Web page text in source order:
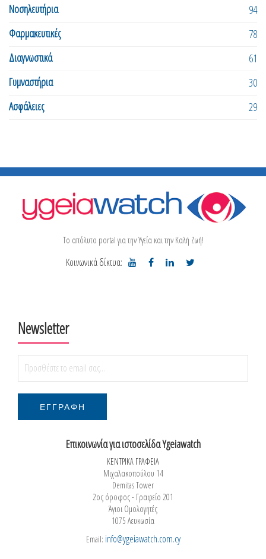
Νοσηλευτήρια
94
Φαρμακευτικές
78
Διαγνωστικά
61
Γυμναστήρια
30
Ασφάλειες
29
Το απόλυτο portal για την Υγεία και την Καλή Ζωή!
Κοινωνικά δίκτυα:
Newsletter
Επικοινωνία για ιστοσελίδα Ygeiawatch
ΚΕΝΤΡΙΚΑ ΓΡΑΦΕΙΑ
Μιχαλακοπούλου 14
Demitas Tower
2ος όροφος - Γραφείο 201
Άγιοι Ομολογητές
1075 Λευκωσία
Email: info@ygeiawatch.com.cy